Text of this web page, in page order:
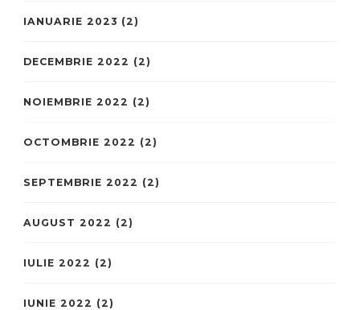
IANUARIE 2023 (2)
DECEMBRIE 2022 (2)
NOIEMBRIE 2022 (2)
OCTOMBRIE 2022 (2)
SEPTEMBRIE 2022 (2)
AUGUST 2022 (2)
IULIE 2022 (2)
IUNIE 2022 (2)